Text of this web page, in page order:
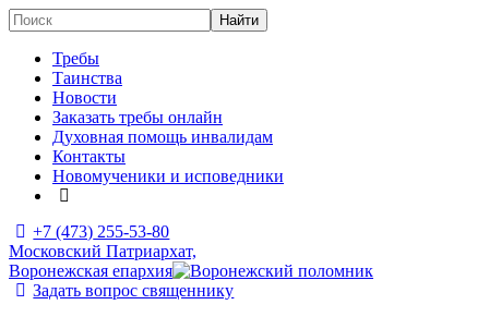
Требы
Таинства
Новости
Заказать требы онлайн
Духовная помощь инвалидам
Контакты
Новомученики и исповедники
+7 (473) 255-53-80
Московский Патриархат,
Воронежская епархия
Задать вопрос священнику